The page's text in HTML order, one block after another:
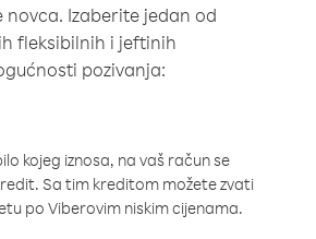
novca. Izaberite jedan od
fleksibilnih i jeftinih
pozivanja:
kojeg iznosa, na vaš račun se
Sa tim kreditom možete zvati
po Viberovim niskim cijenama.